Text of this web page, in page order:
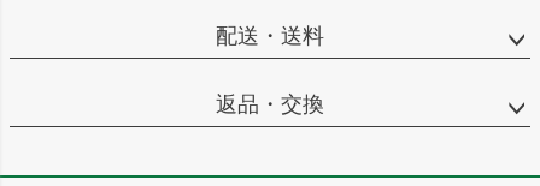
配送・送料
返品・交換